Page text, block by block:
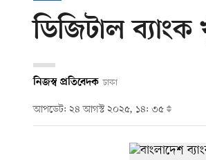
ডিজিটাল
নিজস্ব প্রতিবেদক ঢাকা
আপডেট: ২৪ আগস্ট ২০২৫, ১৪: ৩৫